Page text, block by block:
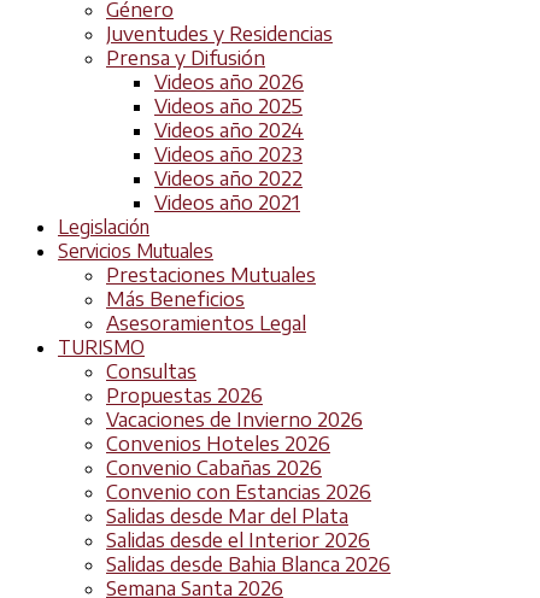
Género
Juventudes y Residencias
Prensa y Difusión
Videos año 2026
Videos año 2025
Videos año 2024
Videos año 2023
Videos año 2022
Videos año 2021
Legislación
Servicios Mutuales
Prestaciones Mutuales
Más Beneficios
Asesoramientos Legal
TURISMO
Consultas
Propuestas 2026
Vacaciones de Invierno 2026
Convenios Hoteles 2026
Convenio Cabañas 2026
Convenio con Estancias 2026
Salidas desde Mar del Plata
Salidas desde el Interior 2026
Salidas desde Bahia Blanca 2026
Semana Santa 2026